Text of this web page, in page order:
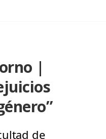
|
de